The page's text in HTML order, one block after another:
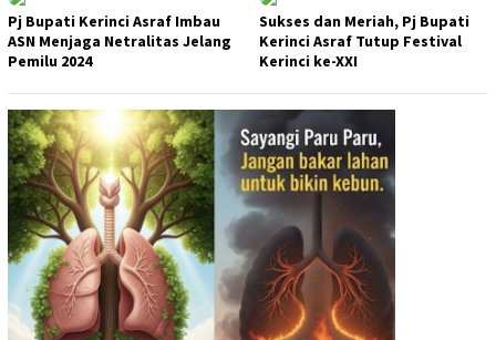
Pj Bupati Kerinci Asraf Imbau
ASN Menjaga Netralitas Jelang
Pemilu 2024
Sukses dan Meriah, Pj Bupati
Kerinci Asraf Tutup Festival
Kerinci ke-XXI